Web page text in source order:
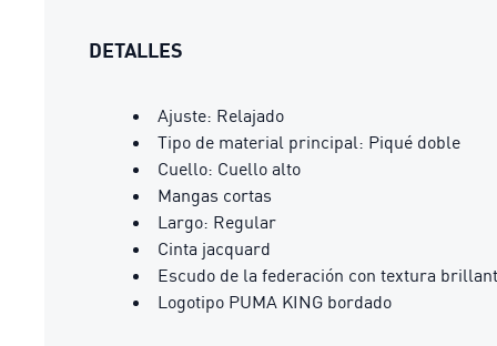
DETALLES
Ajuste: Relajado
Tipo de material principal: Piqué doble
Cuello: Cuello alto
Mangas cortas
Largo: Regular
Cinta jacquard
Escudo de la federación con textura
Logotipo PUMA KING bordado